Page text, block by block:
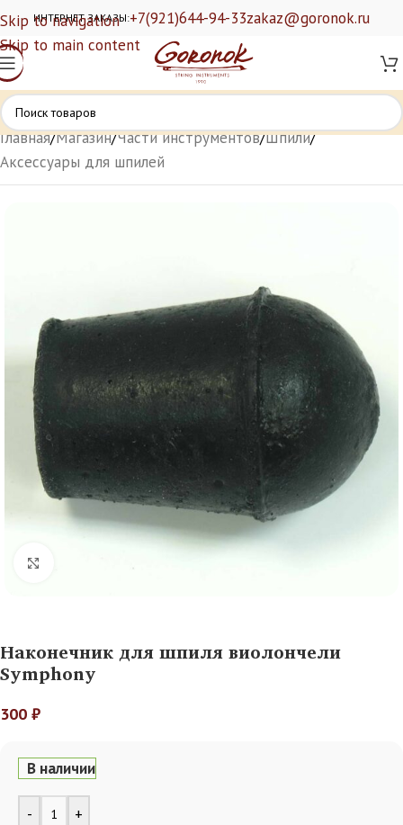
Skip to navigation
Skip to main content
ИНТЕРНЕТ ЗАКАЗЫ:+7(921)644-94-33zakaz@goronok.ru
Главная/Магазин/Части инструментов/Шпили/
Аксессуары для шпилей
Наконечник для шпиля виолончели
Symphony
300 ₽
В наличии
- +
Alternative: